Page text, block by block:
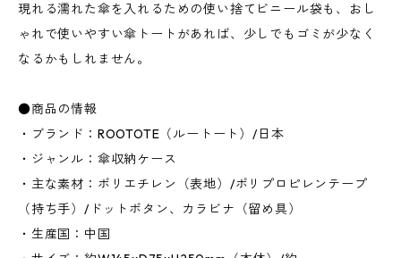
現れる濡れた傘を入れるための使い捨てビニール袋も、おし
ゃれで使いやすい傘トートがあれば、少しでもゴミが少なく
なるかもしれません。
●商品の情報
・ブランド：ROOTOTE（ルートート）/日本
・ジャンル：傘収納ケース
・主な素材：ポリエチレン（表地）/ポリプロピレンテープ
（持ち手）/ドットボタン、カラビナ（留め具）
・生産国：中国